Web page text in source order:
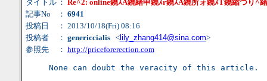
タイトル ： Re^2: online鐃ｽA鐃緒申鐃ｽr鐃ｽA鐃所ォ鐃ｽT鐃縮つり^
記事No
： 6941
投稿日
： 2013/10/18(Fri) 08:16
投稿者
： genericcialis<lily_zhang414@sina.com>
参照先
： http://priceforerection.com
None can doubt the veracity of this article.